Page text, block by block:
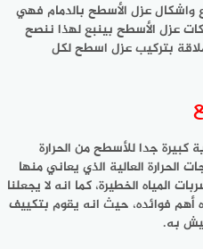
واشكال عزل الأسطح بالدمام فهي
عزل الأسطح بينبع لهذا ننصح
بتركيب عزل اسطح لكل
كبيرة جدا للأسطح من الحرارة
الحرارة العالية الذي يعاني منها
المياه الخطيرة، كما انهلا يجعلنا
أهم فوائده، حيث انه يقوم بتكييف
به.